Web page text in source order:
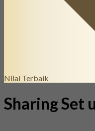
Nilai Terbaik
Sharing Set